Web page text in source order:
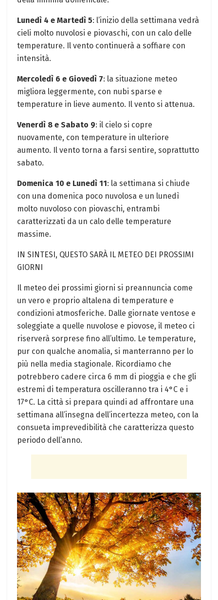
Lunedì 4 e Martedì 5: l’inizio della settimana vedrà
cieli molto nuvolosi e piovaschi, con un calo delle
temperature. Il vento continuerà a soffiare con
intensità.
Mercoledì 6 e Giovedì 7: la situazione meteo
migliora leggermente, con nubi sparse e
temperature in lieve aumento. Il vento si attenua.
Venerdì 8 e Sabato 9: il cielo si copre
nuovamente, con temperature in ulteriore
aumento. Il vento torna a farsi sentire, soprattutto
sabato.
Domenica 10 e Lunedì 11: la settimana si chiude
con una domenica poco nuvolosa e un lunedì
molto nuvoloso con piovaschi, entrambi
caratterizzati da un calo delle temperature
massime.
IN SINTESI, QUESTO SARÀ IL METEO DEI PROSSIMI
GIORNI
Il meteo dei prossimi giorni si preannuncia come
un vero e proprio altalena di temperature e
condizioni atmosferiche. Dalle giornate ventose e
soleggiate a quelle nuvolose e piovose, il meteo ci
riserverà sorprese fino all’ultimo. Le temperature,
pur con qualche anomalia, si manterranno per lo
più nella media stagionale. Ricordiamo che
potrebbero cadere circa 6 mm di pioggia e che gli
estremi di temperatura oscilleranno tra i 4°C e i
17°C. La città si prepara quindi ad affrontare una
settimana all’insegna dell’incertezza meteo, con la
consueta imprevedibilità che caratterizza questo
periodo dell’anno.